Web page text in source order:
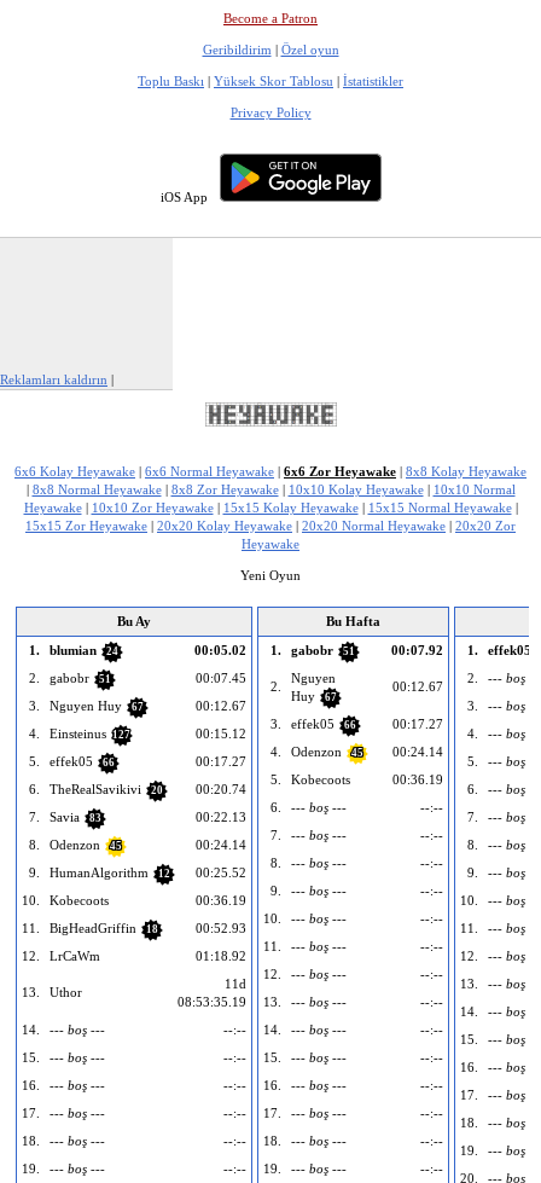
Become a Patron
Geribildirim | Özel oyun
Toplu Baskı | Yüksek Skor Tablosu | İstatistikler
Privacy Policy
iOS App
Reklamları kaldırın |
6x6 Kolay Heyawake | 6x6 Normal Heyawake | 6x6 Zor Heyawake | 8x8 Kolay Heyawake
| 8x8 Normal Heyawake| 8x8 Zor Heyawake| 10x10 Kolay Heyawake| 10x10 Normal
Heyawake| 10x10 Zor Heyawake| 15x15 Kolay Heyawake| 15x15 Normal Heyawake|
15x15 Zor Heyawake | 20x20 Kolay Heyawake | 20x20 Normal Heyawake | 20x20 Zor
Heyawake
Yeni Oyun
Bu Ay
1.
blumian 24
00:05.02
2.
gabobr 51
00:07.45
3.
Nguyen Huy 67
00:12.67
4.
Einsteinus 127
00:15.12
5.
effek05 66
00:17.27
6.
TheRealSavikivi 20
00:20.74
7.
Savia 83
00:22.13
8.
Odenzon 45
00:24.14
9.
HumanAlgorithm 12
00:25.52
10.
Kobecoots
00:36.19
11.
BigHeadGriffin 18
00:52.93
12.
LrCaWm 01:18.92
13. Uthor
11d
08:53:35.19
14.
--- boş ---
--:--
15.
--- boş ---
--:--
16.
--- boş ---
--:--
17.
--- boş ---
--:--
18.
--- boş ---
--:--
19.
--- boş ---
--:--
Bu Hafta
1.
gabobr 51 00:07.92
2.
Nguyen
Huy
67
00:12.67
3. effek05 66
00:17.27
4.
Odenzon 45
00:24.14
5.
Kobecoots
00:36.19
6.
--- boş ---
--:--
7.
--- boş ---
--:--
8.
--- boş ---
--:--
9.
--- boş ---
--:--
10.
--- boş ---
--:--
11.
--- boş ---
--:--
12.
--- boş ---
--:--
13.
--- boş ---
--:--
14.
--- boş ---
--:--
15.
--- boş ---
--:--
16.
--- boş ---
--:--
17.
--- boş ---
--:--
18.
--- boş ---
--:--
19.
--- boş ---
--:--
1.
effek05
2.
--- boş
3.
--- boş
4.
--- boş
5.
--- boş
6.
--- boş
7.
--- boş
8.
--- boş
9.
--- boş
10.
--- boş
11.
--- boş
12.
--- boş
13.
--- boş
14.
--- boş
15.
--- boş
16.
--- boş
17.
--- boş
18.
--- boş
19.
--- boş
20.
--- boş